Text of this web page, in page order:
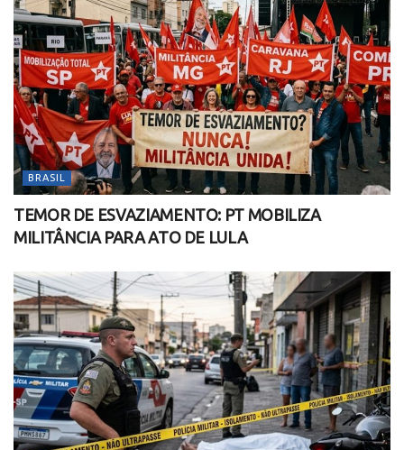
BRASIL
TEMOR DE ESVAZIAMENTO: PT MOBILIZA
MILITÂNCIA PARA ATO DE LULA